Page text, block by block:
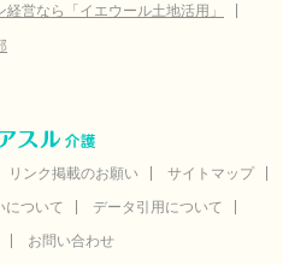
営なら「イエウール土地活用」
リンク掲載のお願い
サイトマップ
について
データ引用について
お問い合わせ